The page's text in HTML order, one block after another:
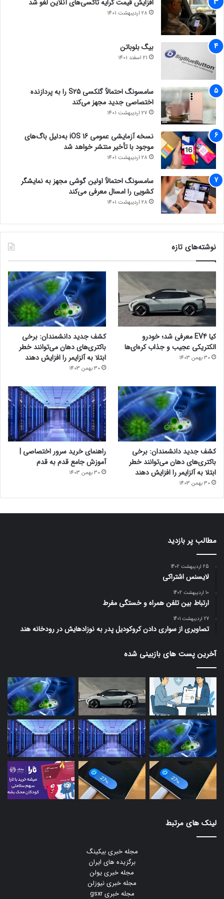
افزایش قیمت کرایه تاکسی‌های آنلاین لغو شد
28 اردیبهشت 1401
بیگ بلوباتن
21 اسفند 1401
سامسونگ احتمالاً گلکسی S25 را به پردازنده
اختصاصی جدید مجهز می‌کند
27 اردیبهشت 1401
نسخه آزمایشی عمومی iOS 16 به‌دلیل باگ‌های
موجود با تأخیر منتشر خواهد شد
28 اردیبهشت 1401
سامسونگ احتمالاً اولین گوشی مجهز به نمایشگر
کشویی را امسال معرفی می‌کند
28 اردیبهشت 1401
نوشته‌های تازه
کیا EV4 معرفی شد؛ خودرو
الکتریکی عجیب و جذاب کره‌ای‌ها
30 بهمن 1403
کشف جدید دانشمندان: برخی
باکتری‌های دهان می‌توانند خطر
ابتلا به آلزایمر را افزایش دهند
30 بهمن 1403
کشف جدید دانشمندان: برخی
باکتری‌های دهان می‌توانند خطر
ابتلا به آلزایمر را افزایش دهند
30 بهمن 1403
راهنمای خرید سرور اختصاصی |
آموزش جامع قدم به قدم
30 بهمن 1403
مطالب پر بازدید
25 اردیبهشت 1402
لایسنس اشتراکی
10 اردیبهشت 1402
ارتباط بین تلفن همراه و خستگی مفرط
27 اردیبهشت 1401
تصاویری از سواری دادن کروکودیل پدر به نوزادهایش در رودخانه هند
آخرین پست های بازبینی شده
لینک های مرتبط
مجله خبری بیکینگ
برگزیده های ایران
مجله خبری یولن
مجله خبری نیوزلن
مجله خبری gsxr